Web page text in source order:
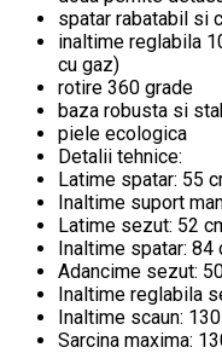
spatar rabatabil si
inaltime reglabila
cu gaz)
rotire 360 grade
baza robusta si
piele ecologica
Detalii tehnice:
Latime spatar: 55
Inaltime suport
Latime sezut: 52
Inaltime spatar: 84
Adancime sezut:
Inaltime reglabila
Inaltime scaun:
Sarcina maxima: